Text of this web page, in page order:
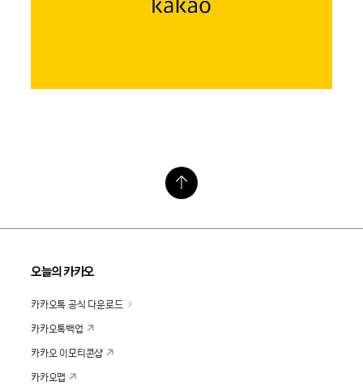
오늘의 카카오
카카오톡 공식 다운로드
카카오톡백업
카카오 이모티콘샵
카카오맵